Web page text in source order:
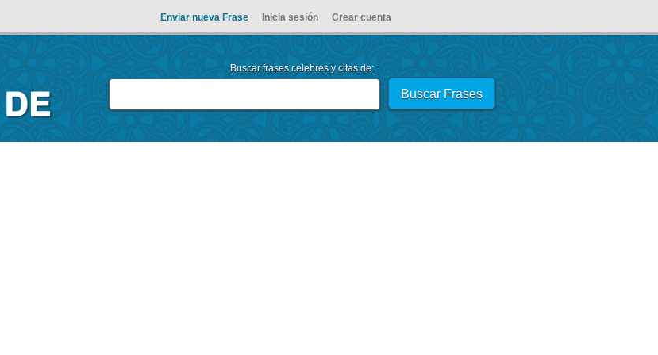
Enviar nueva Frase Inicia sesión Crear cuenta
Buscar frases celebres y citas de: